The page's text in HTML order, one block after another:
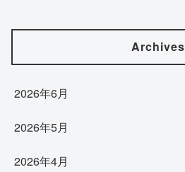
Archives
2026年6月
2026年5月
2026年4月